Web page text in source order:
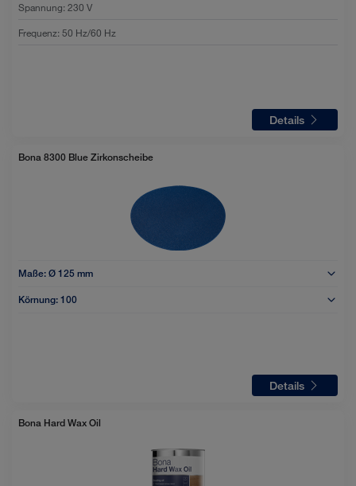
Spannung:230 V
Frequenz:50 Hz/60 Hz
Details
Bona 8300 Blue Zirkonscheibe
Maße: Ø 125 mm
Körnung: 100
Details
Bona Hard Wax Oil